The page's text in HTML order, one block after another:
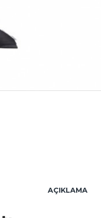
AÇIKLAMA